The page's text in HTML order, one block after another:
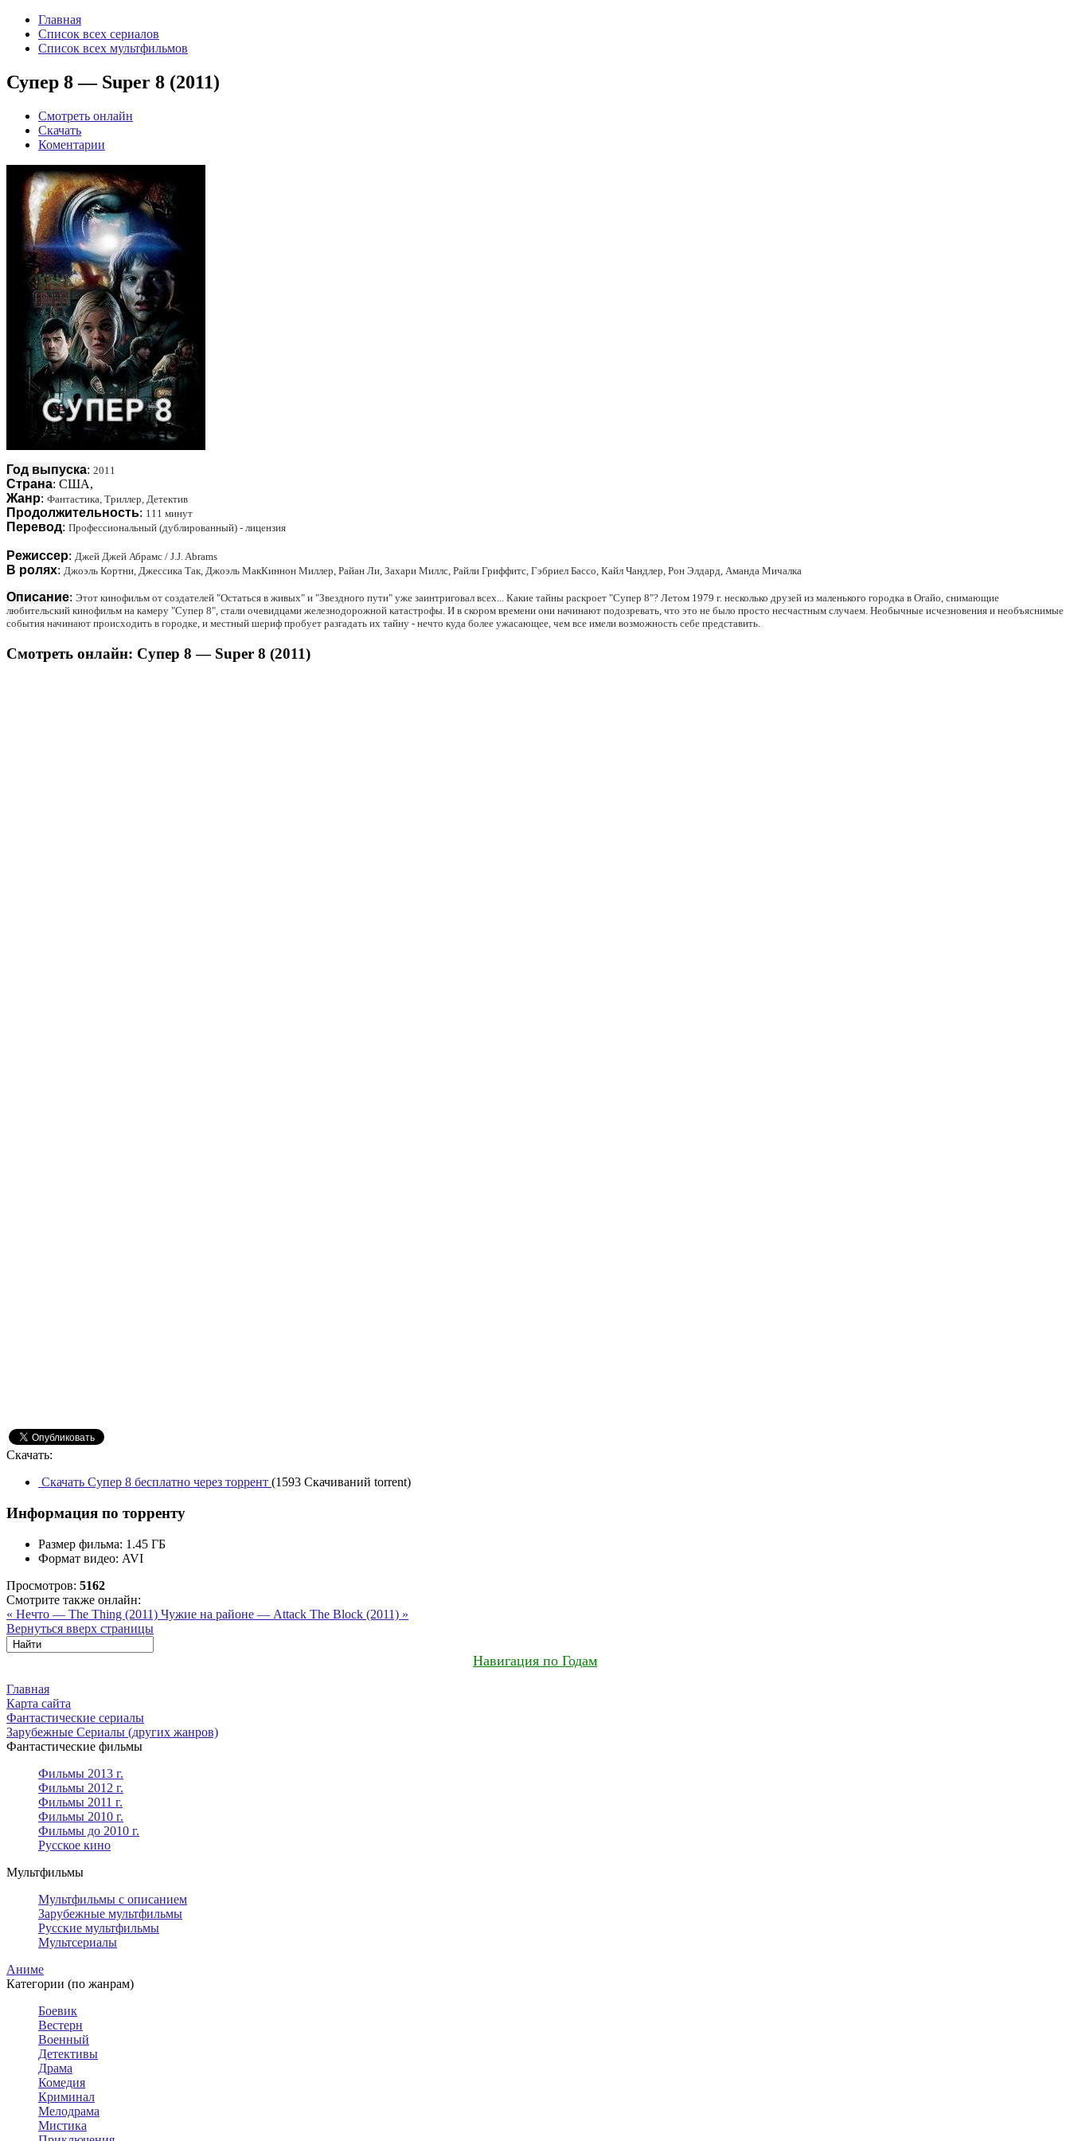
Главная
Список всех сериалов
Список всех мультфильмов
Супер 8 — Super 8 (2011)
Смотреть онлайн
Скачать
Коментарии
Год выпуска: 2011
Страна: США,
Жанр: Фантастика, Триллер, Детектив
Продолжительность: 111 минут
Перевод: Профессиональный (дублированный) - лицензия
Режиссер: Джей Джей Абрамс / J.J. Abrams
В ролях: Джоэль Кортни, Джессика Так, Джоэль МакКиннон Миллер, Райан Ли, Захари Миллс, Райли Гриффитс, Гэбриел Бассо, Кайл Чандлер, Рон Элдард, Аманда Мичалка
Описание: Этот кинофильм от создателей "Остаться в живых" и "Звездного пути" уже заинтриговал всех... Какие тайны раскроет "Супер 8"? Летом 1979 г. несколько друзей из маленького городка в Огайо, снимающие
любительский кинофильм на камеру "Супер 8", стали очевидцами железнодорожной катастрофы. И в скором времени они начинают подозревать, что это не было просто несчастным случаем. Необычные исчезновения и необъяснимые
события начинают происходить в городке, и местный шериф пробует разгадать их тайну - нечто куда более ужасающее, чем все имели возможность себе представить.
Смотреть онлайн: Супер 8 — Super 8 (2011)
Скачать:
Скачать Супер 8 бесплатно через торрент (1593 Скачиваний torrent)
Информация по торренту
Размер фильма: 1.45 ГБ
Формат видео: AVI
Просмотров: 5162
Смотрите также онлайн:
« Нечто — The Thing (2011) Чужие на районе — Attack The Block (2011) »
Вернуться вверх страницы
Навигация по Годам
Главная
Карта сайта
Фантастические сериалы
Зарубежные Сериалы (других жанров)
Фантастические фильмы
Фильмы 2013 г.
Фильмы 2012 г.
Фильмы 2011 г.
Фильмы 2010 г.
Фильмы до 2010 г.
Русское кино
Мультфильмы
Мультфильмы с описанием
Зарубежные мультфильмы
Русские мультфильмы
Мультсериалы
Аниме
Категории (по жанрам)
Боевик
Вестерн
Военный
Детективы
Драма
Комедия
Криминал
Мелодрама
Мистика